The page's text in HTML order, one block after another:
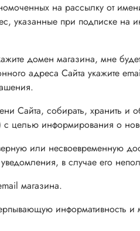
на рассылку от
при подписке на
домен магазина, мне
адреса Сайта укажите
Сайта, собирать, хранить и
целью информирования о
или несвоевременную
в случае его
магазина.
информативность и